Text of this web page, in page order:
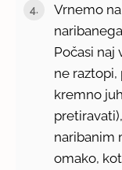
Vrnemo
Počasi naj
ne
kremno
naribanim
omako,